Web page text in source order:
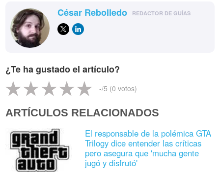
César Rebolledo REDACTOR DE GUÍAS
¿Te ha gustado el artículo?
-/5 (0 votos)
ARTÍCULOS RELACIONADOS
El responsable de la polémica GTA
Trilogy dice entender las críticas
pero asegura que 'mucha gente
jugó y disfrutó'